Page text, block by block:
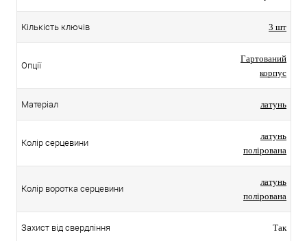
Кількість ключів 3 шт
Опції
Гартований
корпус
Матеріал латунь
Колір серцевини
латунь
полірована
Колір воротка серцевини
латунь
полірована
Захист від свердління Так